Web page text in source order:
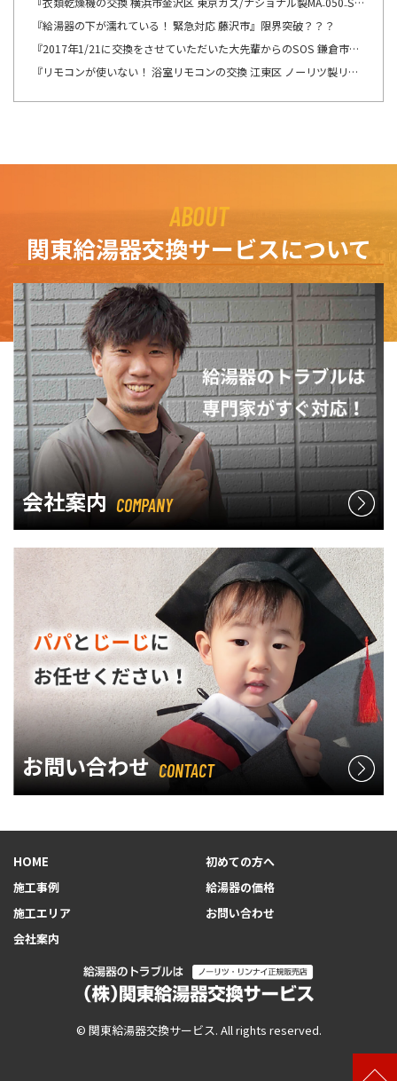
『給湯器の下が濡れている！ 緊急対応 藤沢市』限界突破？？？
『2017年1/21に交換をさせていただいた大先輩からのSOS 鎌倉市』この週末は、少しゆっくり出来そうです！！！
『リモコンが使いない！ 浴室リモコンの交換 江東区 ノーリツ製リモコン RC-8201Sの交換』自然の驚異を感じますね。
ABOUT
関東給湯器交換サービスについて
会社案内 COMPANY
お問い合わせ CONTACT
HOME
初めての方へ
施工事例
給湯器の価格
施工エリア
お問い合わせ
会社案内
© 関東給湯器交換サービス. All rights reserved.